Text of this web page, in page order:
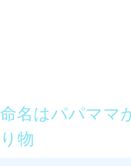
命名はパパママ
り物